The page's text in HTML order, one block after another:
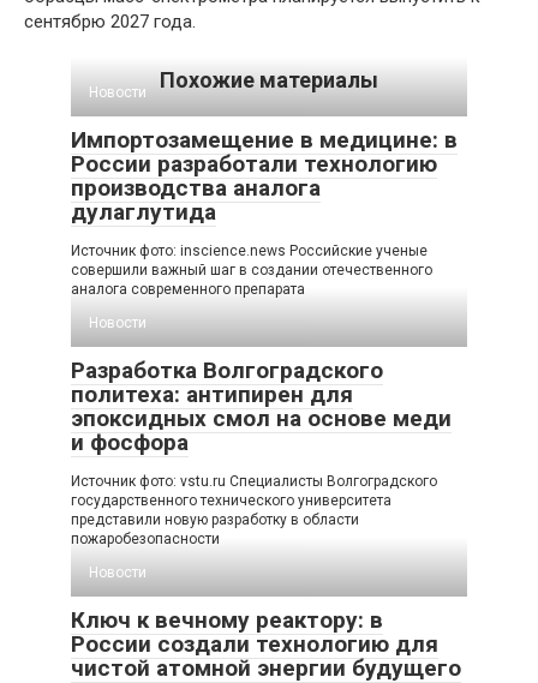
сентябрю 2027 года.
Похожие материалы
Новости
Импортозамещение в медицине: в
России разработали технологию
производства аналога
дулаглутида
Источник фото: inscience.news Российские ученые
совершили важный шаг в создании отечественного
аналога современного препарата
Новости
Разработка Волгоградского
политеха: антипирен для
эпоксидных смол на основе меди
и фосфора
Источник фото: vstu.ru Специалисты Волгоградского
государственного технического университета
представили новую разработку в области
пожаробезопасности
Новости
Ключ к вечному реактору: в
России создали технологию для
чистой атомной энергии будущего